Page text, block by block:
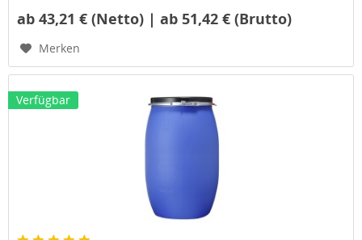
ab 43,21 € (Netto) | ab 51,42 € (Brutto)
Merken
Verfügbar